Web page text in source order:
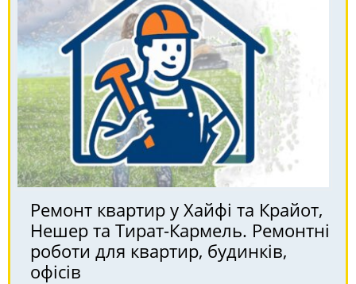
Ремонт квартир у Хайфі та Крайот,
Нешер та Тират-Кармель. Ремонтні
роботи для квартир, будинків,
офісів